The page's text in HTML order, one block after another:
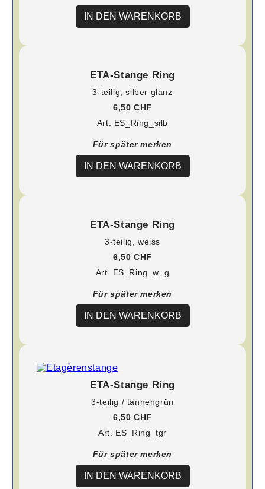
IN DEN WARENKORB
ETA-Stange Ring
3-teilig, silber glanz
6,50 CHF
Art. ES_Ring_silb
Für später merken
IN DEN WARENKORB
ETA-Stange Ring
3-teilig, weiss
6,50 CHF
Art. ES_Ring_w_g
Für später merken
IN DEN WARENKORB
ETA-Stange Ring
3-teilig / tannengrün
6,50 CHF
Art. ES_Ring_tgr
Für später merken
IN DEN WARENKORB